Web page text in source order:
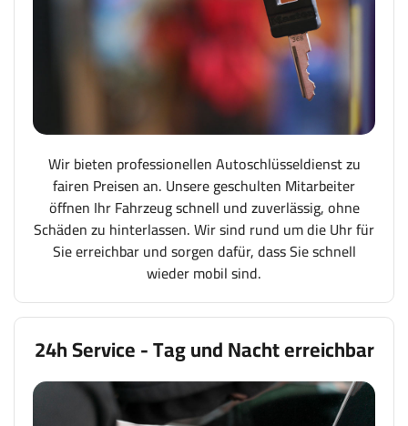
Wir bieten professionellen Autoschlüsseldienst zu
fairen Preisen an. Unsere geschulten Mitarbeiter
öffnen Ihr Fahrzeug schnell und zuverlässig, ohne
Schäden zu hinterlassen. Wir sind rund um die Uhr für
Sie erreichbar und sorgen dafür, dass Sie schnell
wieder mobil sind.
24h Service - Tag und Nacht erreichbar